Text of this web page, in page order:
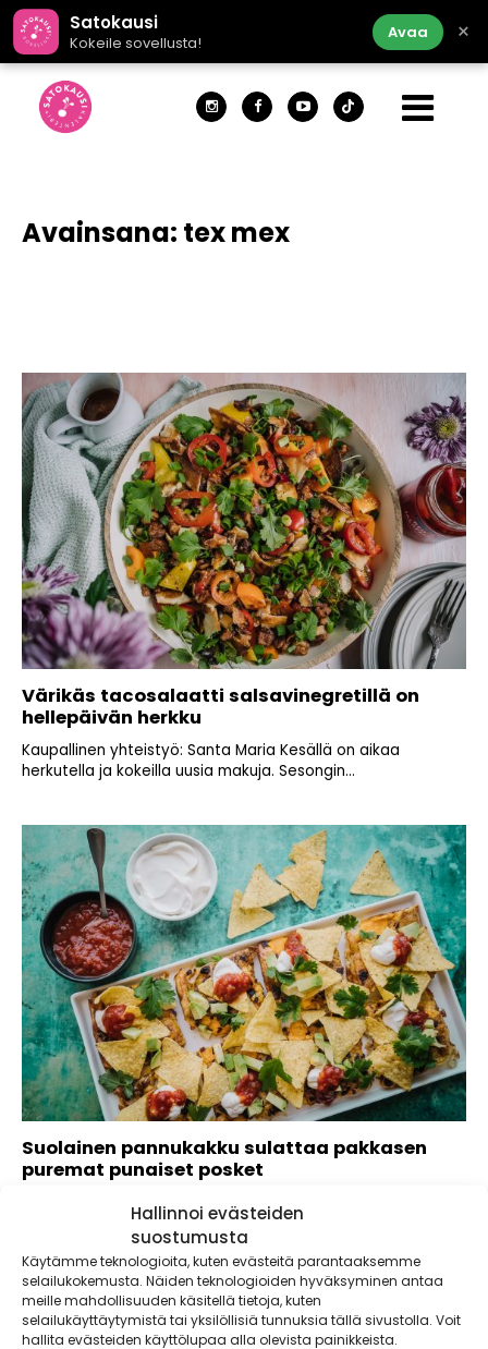
Hallinnoi evästeiden
suostumusta
Käytämme teknologioita, kuten evästeitä parantaaksemme
selailukokemusta. Näiden teknologioiden hyväksyminen antaa
meille mahdollisuuden käsitellä tietoja, kuten
selailukäyttäytymistä tai yksilöllisiä tunnuksia tällä sivustolla. Voit
hallita evästeiden käyttölupaa alla olevista painikkeista.
Satokausi
Kokeile sovellusta!
Avaa ×
Avainsana: tex mex
Värikäs tacosalaatti salsavinegretillä on
hellepäivän herkku
Kaupallinen yhteistyö: Santa Maria Kesällä on aikaa
herkutella ja kokeilla uusia makuja. Sesongin...
Suolainen pannukakku sulattaa pakkasen
puremat punaiset posket
Vihdoinkin oikea talvi! Pulkat, liukurit ja rattikelkat on
kaivettu kellareista esiin ja hiihtovarusteet on...